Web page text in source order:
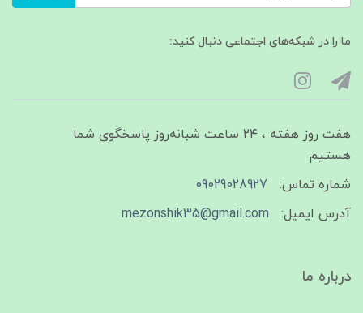
ما را در شبکه‌های اجتماعی دنبال کنید:
هفت روز هفته ، ۲۴ ساعت شبانه‌روز پاسخگوی شما
هستیم
شماره تماس:
09029028927
آدرس ایمیل:
mezonshik35@gmail.com
درباره ما